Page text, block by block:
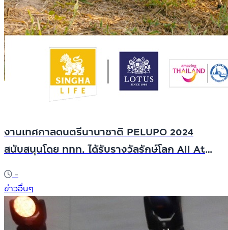
งานเทศกาลดนตรีนานาชาติ PELUPO 2024
สนับสนุนโดย ททท. ได้รับรางวัลรักษ์โลก All At
Once Sustainability Award ตอกย้ำศักยภาพ
ฝีมือคนไทยกับงานระดับโลกด้วยหัวใจแห่งความ
ยั่งยืน
-
ข่าวอื่นๆ